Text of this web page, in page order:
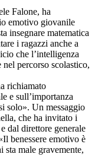
Falone, ha
emotivo giovanile
insegnare matematica
i ragazzi anche a
che l’intelligenza
percorso scolastico,
richiamato
e sull’importanza
solo». Un messaggio
che ha invitato i
dal direttore generale
benessere emotivo è
sta male gravemente,